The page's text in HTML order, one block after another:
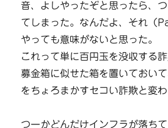
音、よしやったぞと思ったら、
てしまった。なんだよ、それ（
やっても意味がないと思った。
これって単に百円玉を没収する
募金箱に似せた箱を置いておい
をちょろまかすセコい詐欺と変わ
つーかどんだけインフラが落ち